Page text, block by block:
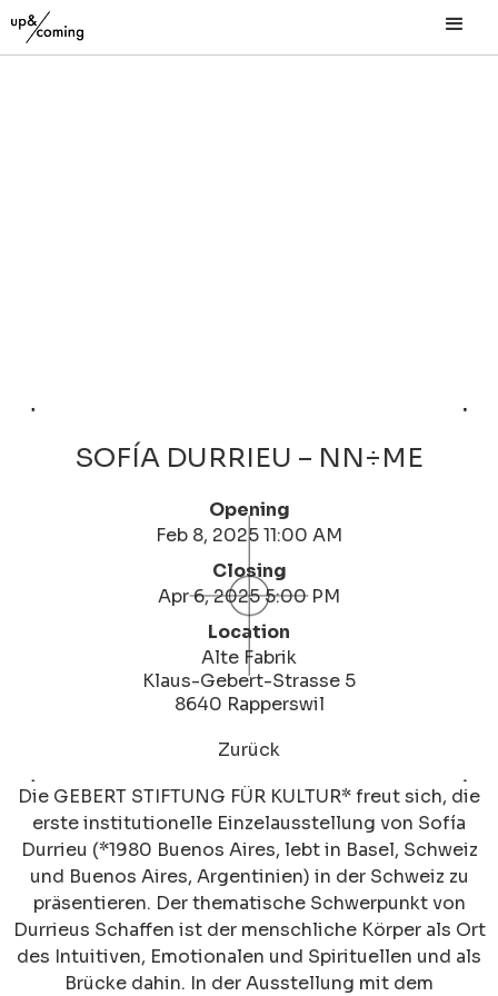
SOFÍA DURRIEU – NN÷ME
Opening
Feb 8, 2025 11:00 AM
Closing
Apr 6, 2025 5:00 PM
Location
Alte Fabrik
Klaus-Gebert-Strasse 5
8640 Rapperswil
Zurück
Die GEBERT STIFTUNG FÜR KULTUR* freut sich, die
erste institutionelle Einzelausstellung von Sofía
Durrieu (*1980 Buenos Aires, lebt in Basel, Schweiz
und Buenos Aires, Argentinien) in der Schweiz zu
präsentieren. Der thematische Schwerpunkt von
Durrieus Schaffen ist der menschliche Körper als Ort
des Intuitiven, Emotionalen und Spirituellen und als
Brücke dahin. In der Ausstellung mit dem